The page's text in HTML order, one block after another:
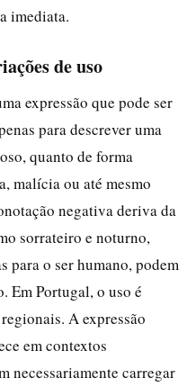
imediata.
de uso
expressão que pode ser
para descrever uma
quanto de forma
malícia ou até mesmo
negativa deriva da
sorrateiro e noturno,
para o ser humano, podem
Em Portugal, o uso é
A expressão
em contextos
necessariamente carregar